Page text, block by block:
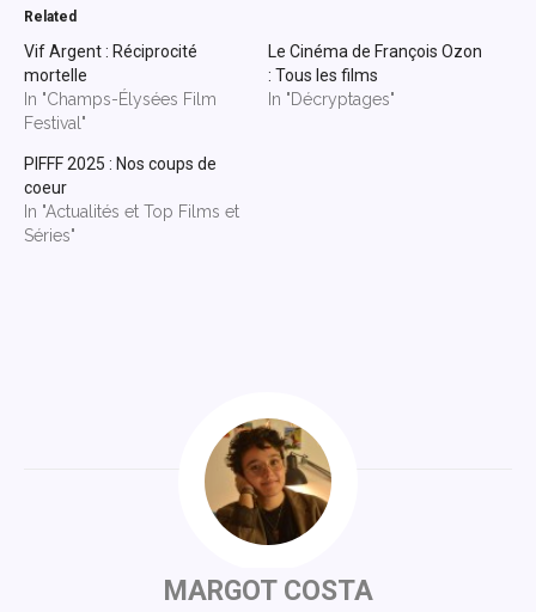
Related
Vif Argent : Réciprocité
mortelle
In "Champs-Élysées Film
Festival"
Le Cinéma de François Ozon
: Tous les films
In "Décryptages"
PIFFF 2025 : Nos coups de
coeur
In "Actualités et Top Films et
Séries"
MARGOT COSTA